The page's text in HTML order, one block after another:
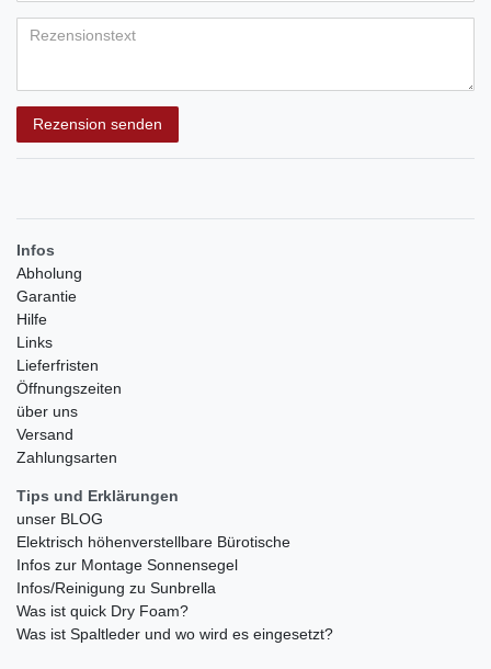
Bewertungssternen
Bewertungssternen
Bewertungssternen
Bewertungssternen
Bewertungssternen
(optional)
Rezension senden
Infos
Abholung
Garantie
Hilfe
Links
Lieferfristen
Öffnungszeiten
über uns
Versand
Zahlungsarten
Tips und Erklärungen
unser BLOG
Elektrisch höhenverstellbare Bürotische
Infos zur Montage Sonnensegel
Infos/Reinigung zu Sunbrella
Was ist quick Dry Foam?
Was ist Spaltleder und wo wird es eingesetzt?